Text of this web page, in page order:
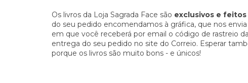
Os livros da Loja Sagrada Face são exclusivos e
do seu pedido encomendamos à gráfica, que nos
em que você receberá por email o código de rastreio
entrega do seu pedido no site do Correio. Esperar
porque os livros são muito bons - e únicos!